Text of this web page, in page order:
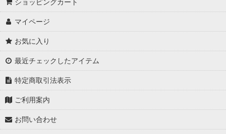
ショッピングカート
マイページ
お気に入り
最近チェックしたアイテム
特定商取引法表示
ご利用案内
お問い合わせ